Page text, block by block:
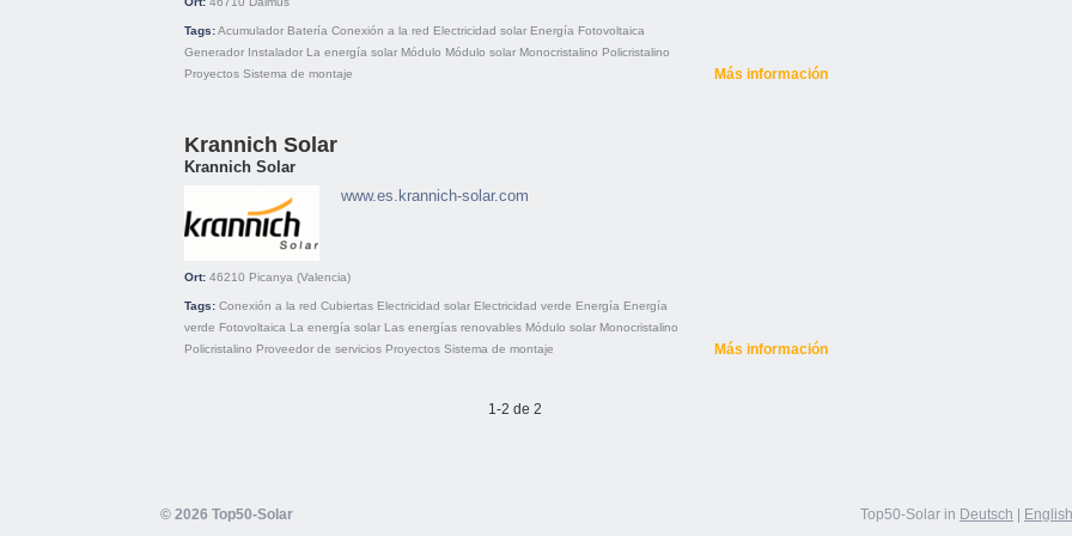
Tags:Acumulador Batería Conexión a la red Electricidad solar Energía Fotovoltaica
Generador Instalador La energía solar Módulo Módulo solar Monocristalino Policristalino
Proyectos Sistema de montaje Más información
Krannich Solar
Krannich Solar
www.es.krannich-solar.com
Ort: 46210 Picanya (Valencia)
Tags: Conexión a la red Cubiertas Electricidad solar Electricidad verde Energía Energía
verde Fotovoltaica La energía solar Las energías renovables Módulo solar Monocristalino
Policristalino Proveedor de servicios Proyectos Sistema de montaje Más información
1-2 de 2
© 2026 Top50-Solar Top50-Solar in Deutsch English